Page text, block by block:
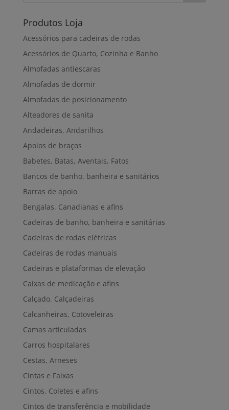
Produtos Loja
Acessórios para cadeiras de rodas
Acessórios de Quarto, Cozinha e Banho
Almofadas antiescaras
Almofadas de dormir
Almofadas de posicionamento
Alteadores de sanita
Andadeiras, Andarilhos
Apoios de braços
Babetes, Batas, Aventais, Fatos
Bancos de banho, banheira e sanitários
Barras de apoio
Bengalas, Canadianas e afins
Cadeiras de banho, banheira e sanitárias
Cadeiras de rodas elétricas
Cadeiras de rodas manuais
Cadeiras e plataformas de elevação
Caixas de medicação e afins
Calçado, Calçadeiras
Calcanheiras, Cotoveleiras
Camas articuladas
Carros hospitalares
Cestas, Arneses
Cintas e Faixas
Cintos, Coletes e afins
Cintos de transferência e mobilidade